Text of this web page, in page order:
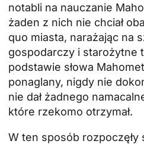
notabli na nauczanie
żaden z nich nie chciał
quo miasta, narażając na
gospodarczy i starożytne
podstawie słowa
ponaglany, nigdy nie
nie dał żadnego
które rzekomo otrzymał.
W ten sposób rozpoczęły